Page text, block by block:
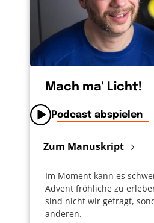
Mach ma' Licht!
Podcast abspielen
Zum Manuskript
Im Moment kann es
Advent fröhliche zu
sind nicht wir gefragt,
anderen.